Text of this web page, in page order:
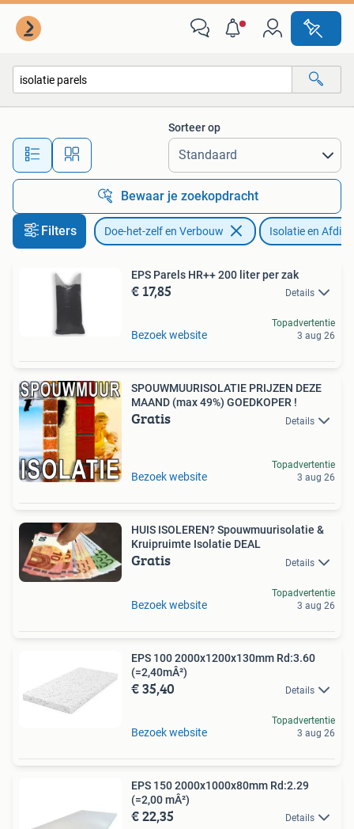
Alle afstanden…
Sorteer op
Bewaar je zoekopdracht
Filters Doe-het-zelf en Verbouw Isolatie en
EPS Parels HR++ 200 liter per zak
€ 17,85 Details
Bezoek website
Topadvertentie
3 aug 26
SPOUWMUURISOLATIE PRIJZEN DEZE
MAAND (max 49%) GOEDKOPER !
Gratis Details
Bezoek website
Topadvertentie
3 aug 26
HUIS ISOLEREN? Spouwmuurisolatie &
Kruipruimte Isolatie DEAL
Gratis Details
Bezoek website
Topadvertentie
3 aug 26
EPS 100 2000x1200x130mm Rd:3.60
(=2,40mÂ²)
€ 35,40 Details
Bezoek website
Topadvertentie
3 aug 26
EPS 150 2000x1000x80mm Rd:2.29
(=2,00 mÂ²)
€ 22,35 Details